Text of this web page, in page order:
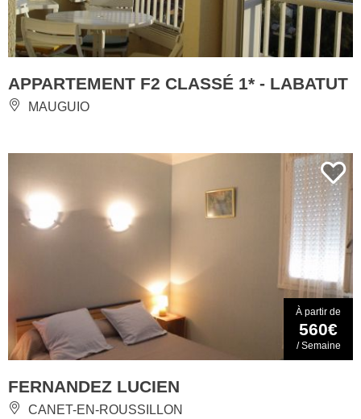
APPARTEMENT F2 CLASSÉ 1* - LABATUT
MAUGUIO
À partir de
560€
/ Semaine
FERNANDEZ LUCIEN
CANET-EN-ROUSSILLON